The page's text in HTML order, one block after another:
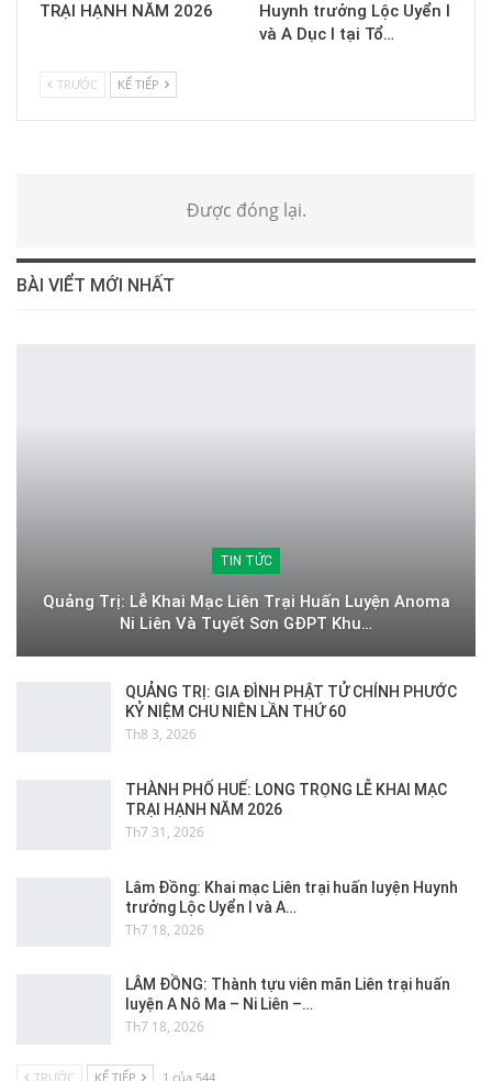
TRẠI HẠNH NĂM 2026
Huynh trưởng Lộc Uyển I
và A Dục I tại Tổ…
TRƯỚC KẾ TIẾP
Được đóng lại.
BÀI VIỂT MỚI NHẤT
TIN TỨC
Quảng Trị: Lễ Khai Mạc Liên Trại Huấn Luyện Anoma
Ni Liên Và Tuyết Sơn GĐPT Khu…
QUẢNG TRỊ: GIA ĐÌNH PHẬT TỬ CHÍNH PHƯỚC
KỶ NIỆM CHU NIÊN LẦN THỨ 60
Th8 3, 2026
THÀNH PHỐ HUẾ: LONG TRỌNG LỄ KHAI MẠC
TRẠI HẠNH NĂM 2026
Th7 31, 2026
Lâm Đồng: Khai mạc Liên trại huấn luyện Huynh
trưởng Lộc Uyển I và A…
Th7 18, 2026
LÂM ĐỒNG: Thành tựu viên mãn Liên trại huấn
luyện A Nô Ma – Ni Liên –…
Th7 18, 2026
TRƯỚC KẾ TIẾP 1 của 544